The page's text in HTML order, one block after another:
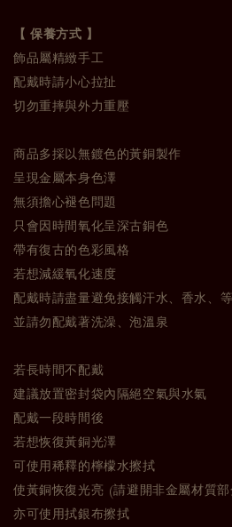
【 保養方式 】
飾品屬精緻手工
配戴時請小心拉扯
切勿重摔與外力重壓
商品多採以無鍍色的黃銅製作
呈現金屬本身色澤
無須擔心褪色問題
只會因時間氧化呈深古銅色
帶有復古的色彩風格
若想減緩氧化速度
配戴時請盡量避免接觸汗水、香水、
並請勿配戴著洗澡、泡溫泉
若長時間不配戴
建議放置密封袋內隔絕空氣與水氣
配戴一段時間後
若想恢復黃銅光澤
可使用稀釋的檸檬水擦拭
使黃銅恢復光亮 (請避開非金屬材質
亦可使用拭銀布擦拭